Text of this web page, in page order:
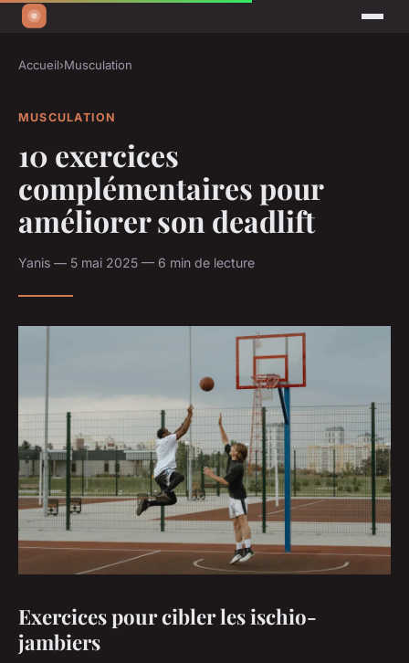
Accueil›Musculation
MUSCULATION
10 exercices
complémentaires pour
améliorer son deadlift
Yanis — 5 mai 2025 — 6 min de lecture
Exercices pour cibler les ischio-
jambiers